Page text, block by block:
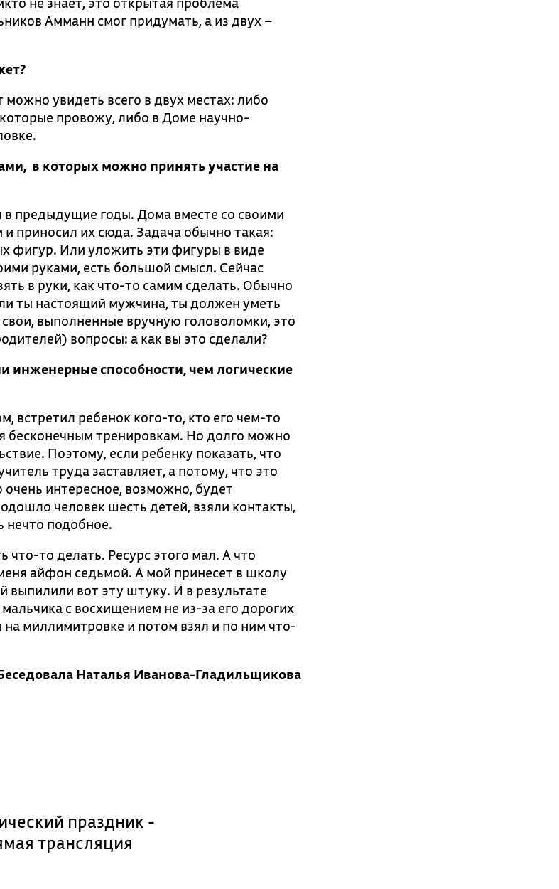
Амманн смог придумать, а из двух –
увидеть всего в двух местах: либо
провожу, либо в Доме научно-
в которых можно принять участие на
предыдущие годы. Дома вместе со своими
приносил их сюда. Задача обычно такая:
фигур. Или уложить эти фигуры в виде
руками, есть большой смысл. Сейчас
в руки, как что-то самим сделать. Обычно
ты настоящий мужчина, ты должен уметь
выполненные вручную головоломки, это
вопросы: а как вы это сделали?
инженерные способности, чем логические
встретил ребенок кого-то, кто его чем-то
бесконечным тренировкам. Но долго можно
Поэтому, если ребенку показать, что
труда заставляет, а потому, что это
очень интересное, возможно, будет
человек шесть детей, взяли контакты,
нечто подобное.
что-то делать. Ресурс этого мал. А что
айфон седьмой. А мой принесет в школу
вот эту штуку. И в результате
с восхищением не из-за его дорогих
на миллимитровке и потом взял и по ним что-
Наталья Иванова-Гладильщикова
праздник -
трансляция